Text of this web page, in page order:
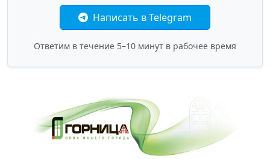
Написать в Telegram
Ответим в течение 5–10 минут в рабочее время